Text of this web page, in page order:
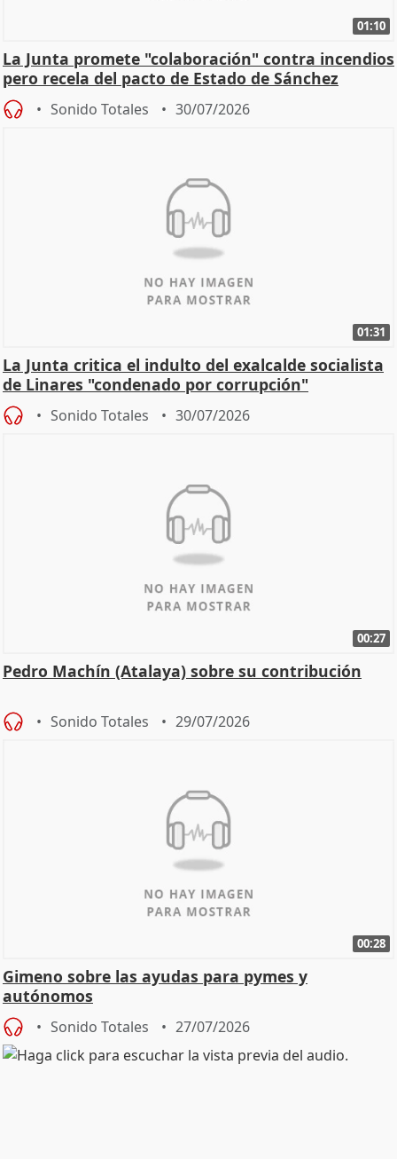
01:10
La Junta promete "colaboración" contra incendios
pero recela del pacto de Estado de Sánchez
Sonido Totales 30/07/2026
01:31
La Junta critica el indulto del exalcalde socialista
de Linares "condenado por corrupción"
Sonido Totales 30/07/2026
00:27
Pedro Machín (Atalaya) sobre su contribución
Sonido Totales 29/07/2026
00:28
Gimeno sobre las ayudas para pymes y
autónomos
Sonido Totales 27/07/2026